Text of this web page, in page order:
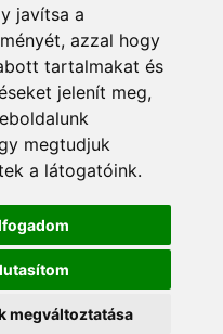
javítsa a
azzal hogy
tartalmakat és
jelenít meg,
megtudjuk
a látogatóink.
megváltoztatása